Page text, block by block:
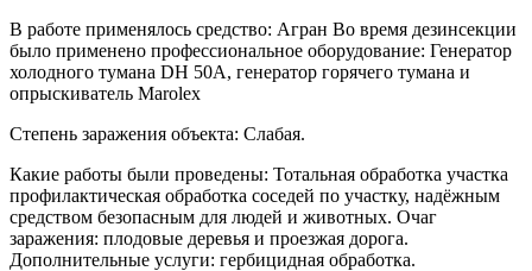
В работе применялось средство: Агран Во время дезинсекции
было применено профессиональное оборудование: Генератор
холодного тумана DH 50A, генератор горячего тумана и
опрыскиватель Marolex
Степень заражения объекта: Слабая.
Какие работы были проведены: Тотальная обработка участка
профилактическая обработка соседей по участку, надёжным
средством безопасным для людей и животных. Очаг
заражения: плодовые деревья и проезжая дорога.
Дополнительные услуги: гербицидная обработка.